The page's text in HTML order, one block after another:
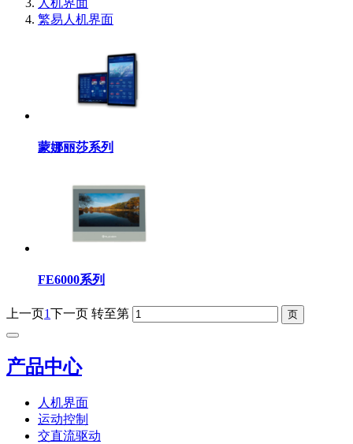
人机界面
繁易人机界面
蒙娜丽莎系列
FE6000系列
上一页1下一页 转至第
产品中心
人机界面
运动控制
交直流驱动